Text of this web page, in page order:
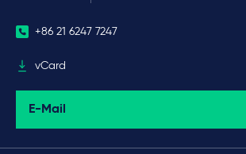
+86 21 6247 7247
vCard
E-Mail